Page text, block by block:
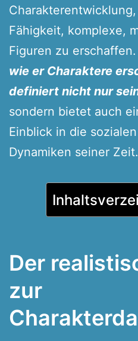
Fähigkeit, komplexe,
Figuren zu erschaffen.
wie er Charaktere
definiert nicht nur
sondern bietet auch
Einblick in die
Dynamiken seiner Zeit.
Der
zur